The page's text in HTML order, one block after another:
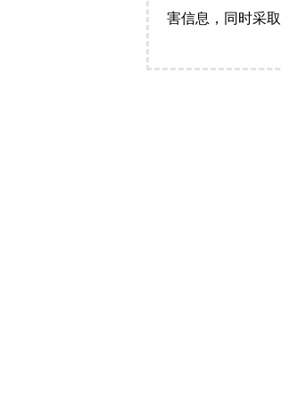
害信息，同时采